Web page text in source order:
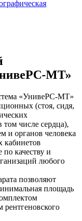
МТ»
«УнивеРС-МТ»
(стоя, сидя,
том числе сердца),
и органов человека
кабинетов
качеству и
любого
позволяют
площадь
рентгеновского